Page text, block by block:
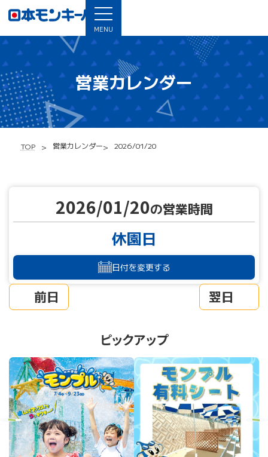
MENU
営業カレンダー
TOP 営業カレンダー 2026/01/20
前日
2026/01/20の営業時間
休園日
日付を変更する
翌日
ピックアップ
Next